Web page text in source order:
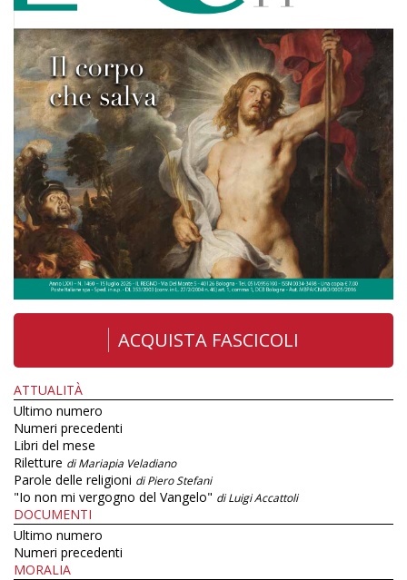
ACQUISTA FASCICOLI
ATTUALITÀ
Ultimo numero
Numeri precedenti
Libri del mese
Riletture di Mariapia Veladiano
Parole delle religioni di Piero Stefani
"Io non mi vergogno del Vangelo" di Luigi Accattoli
DOCUMENTI
Ultimo numero
Numeri precedenti
MORALIA